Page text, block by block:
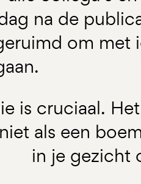
na de
om met
is cruciaal.
als een
in je gezicht